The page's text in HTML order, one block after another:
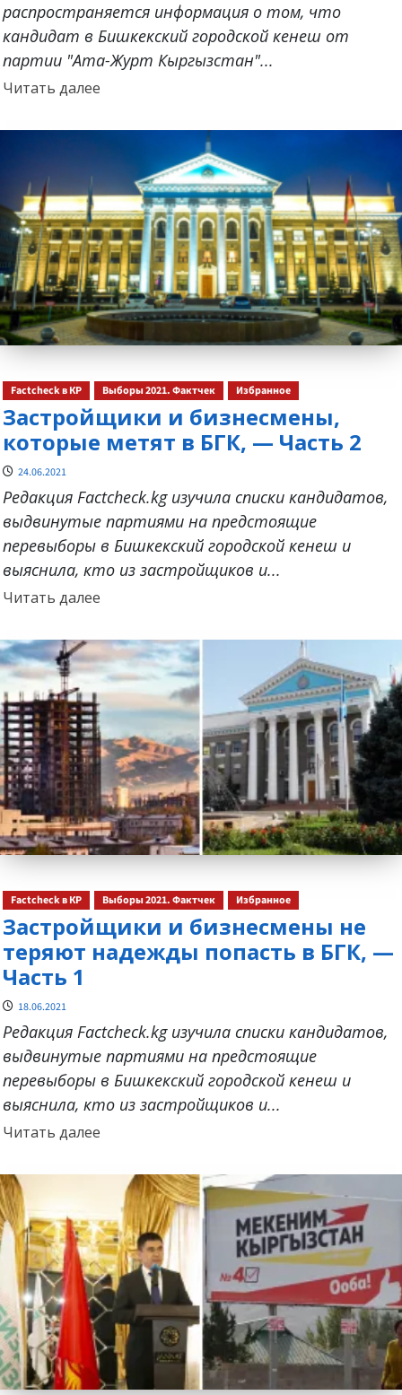
распространяется информация о том, что
кандидат в Бишкекский городской кенеш от
партии "Ата-Журт Кыргызстан"...
Читать далееПрочитать
о
Factcheck в КР Выборы 2021. Фактчек Избранное
Застройщики и бизнесмены,
которые метят в БГК, — Часть 2
24.06.2021
Редакция Factcheck.kg изучила списки кандидатов,
выдвинутые партиями на предстоящие
перевыборы в Бишкекский городской кенеш и
выяснила, кто из застройщиков и...
Читать далееПрочитать
о
Factcheck в КР Выборы 2021. Фактчек Избранное
Застройщики и бизнесмены не
теряют надежды попасть в БГК, —
Часть 1
18.06.2021
Редакция Factcheck.kg изучила списки кандидатов,
выдвинутые партиями на предстоящие
перевыборы в Бишкекский городской кенеш и
выяснила, кто из застройщиков и...
Читать далееПрочитать
о